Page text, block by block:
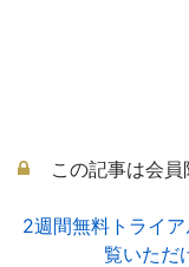
この記事は会
2週間無料トライ
覧いただ